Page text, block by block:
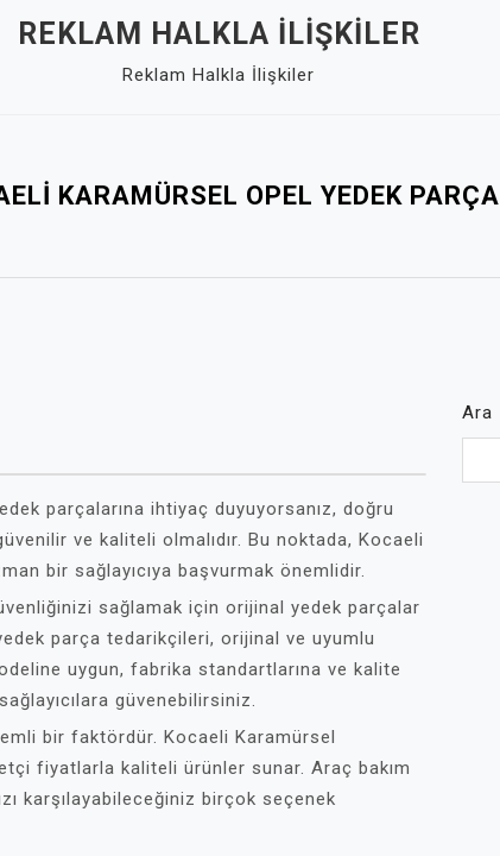
REKLAM HALKLA İLIŞKILER
Reklam Halkla İlişkiler
KARAMÜRSEL OPEL YEDEK PARÇA
parçalarına ihtiyaç duyuyorsanız, doğru
ve kaliteli olmalıdır. Bu noktada, Kocaeli
bir sağlayıcıya başvurmak önemlidir.
sağlamak için orijinal yedek parçalar
parça tedarikçileri, orijinal ve uyumlu
uygun, fabrika standartlarına ve kalite
güvenebilirsiniz.
bir faktördür. Kocaeli Karamürsel
fiyatlarla kaliteli ürünler sunar. Araç bakım
karşılayabileceğiniz birçok seçenek
Ara